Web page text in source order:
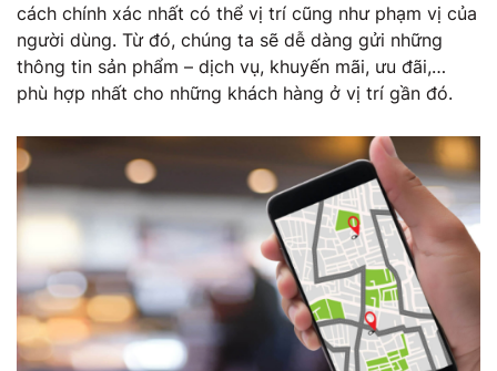
cách chính xác nhất có thể vị trí cũng như phạm vị của
người dùng. Từ đó, chúng ta sẽ dễ dàng gửi những
thông tin sản phẩm – dịch vụ, khuyến mãi, ưu đãi,…
phù hợp nhất cho những khách hàng ở vị trí gần đó.